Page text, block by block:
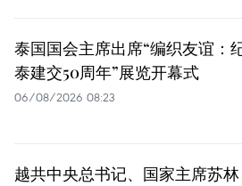
泰国国会主席出席“编织友谊：
泰建交50周年”展览开幕式
06/08/2026 08:23
越共中央总书记、国家主席苏